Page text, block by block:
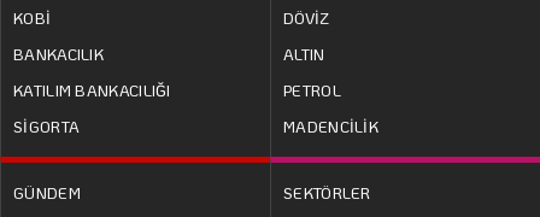
KOBİ
BANKACILIK
KATILIM BANKACILIĞI
SİGORTA
DÖVİZ
ALTIN
PETROL
MADENCİLİK
GÜNDEM
SEKTÖRLER